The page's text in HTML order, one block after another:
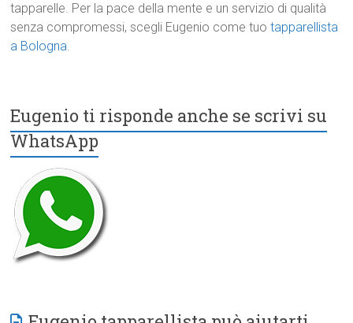
tapparelle. Per la pace della mente e un servizio di qualità
senza compromessi, scegli Eugenio come tuotapparellista
a Bologna.
Eugenio ti risponde anche se scrivi su
WhatsApp